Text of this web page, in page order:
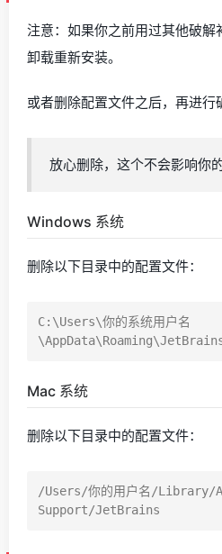
注意：如果你之前用过其他破解
卸载重新安装。
或者删除配置文件之后，再进行
放心删除，这个不会影响你的
Windows 系统
删除以下目录中的配置文件：
C:\Users\你的系统用户名
Mac 系统
删除以下目录中的配置文件：
/Users/你的用户名/